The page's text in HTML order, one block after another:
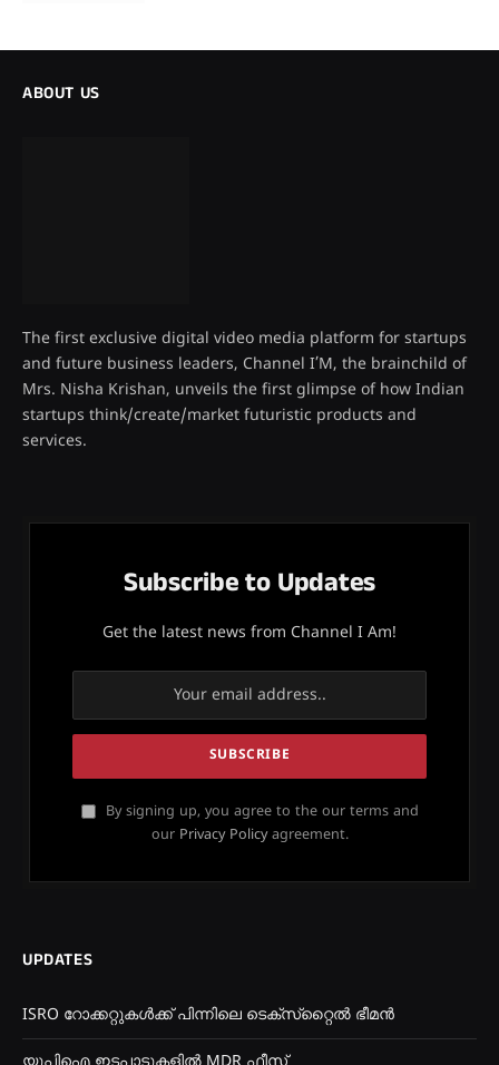
ABOUT US
The first exclusive digital video media platform for startups
and future business leaders, Channel I’M, the brainchild of
Mrs. Nisha Krishan, unveils the first glimpse of how Indian
startups think/create/market futuristic products and
services.
Subscribe to Updates
Get the latest news from Channel I Am!
By signing up, you agree to the our terms and
our Privacy Policyagreement.
UPDATES
ISRO റോക്കറ്റുകൾക്ക് പിന്നിലെ ടെക്‌സ്‌റ്റൈൽ ഭീമൻ